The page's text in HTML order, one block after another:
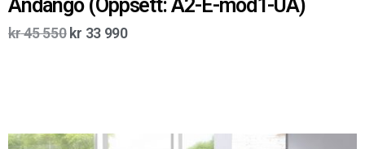
Andango (Oppsett: A2-E-mod1-UA)
kr45 550 kr 33 990